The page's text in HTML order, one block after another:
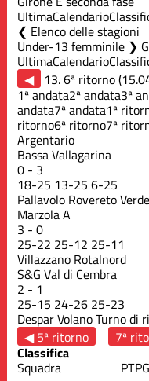
UltimaCalendario
Elenco delle stagioni
Under-13 femminile ❯
UltimaCalendario
◀
13. 6ª ritorno
1ª andata2ª andata3ª
andata7ª andata1ª
ritorno6ª ritorno7ª
Argentario
Bassa Vallagarina
0 - 3
18-25 13-25 6-25
Pallavolo Rovereto Verde
Marzola A
3 -0
25-22 25-12 25-11
Villazzano Rotalnord
S&G Val di Cembra
2 - 1
25-15 24-26 25-23
Despar VolanoTurno di
◀ 5ª ritorno
7ª
Classifica
Squadra PT